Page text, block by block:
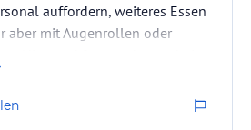
auffordern, weiteres Essen
aber mit Augenrollen oder
möchte. Man musste sich
Die Tische im Speisesaal
beim Abendessen schön